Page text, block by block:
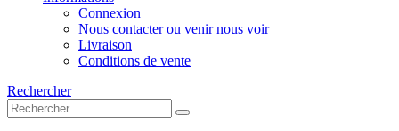
Connexion
Nous contacter ou venir nous voir
Livraison
Conditions de vente
Rechercher